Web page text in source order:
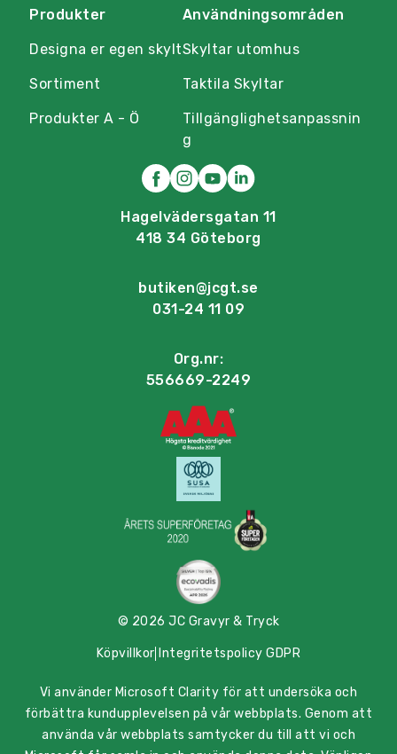
Produkter
Designa er egen skylt
Sortiment
Produkter A - Ö
Användningsområden
Skyltar utomhus
Taktila Skyltar
Tillgänglighetsanpassnin
g
Hagelvädersgatan 11
418 34 Göteborg
butiken@jcgt.se
031-24 11 09
Org.nr:
556669-2249
© 2026 JC Gravyr & Tryck
Köpvillkor Integritetspolicy GDPR
Vi använder Microsoft Clarity för att undersöka och
förbättra kundupplevelsen på vår webbplats. Genom att
använda vår webbplats samtycker du till att vi och